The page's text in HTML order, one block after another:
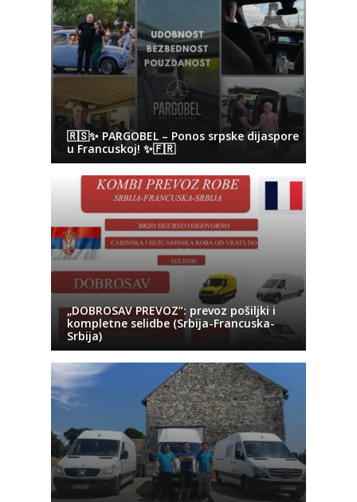
🇷🇸✨ PARGOBEL – Ponos srpske dijaspore
u Francuskoj! ✨🇫🇷
„DOBROSAV PREVOZ“: prevoz pošiljki i
kompletne selidbe (Srbija-Francuska-
Srbija)